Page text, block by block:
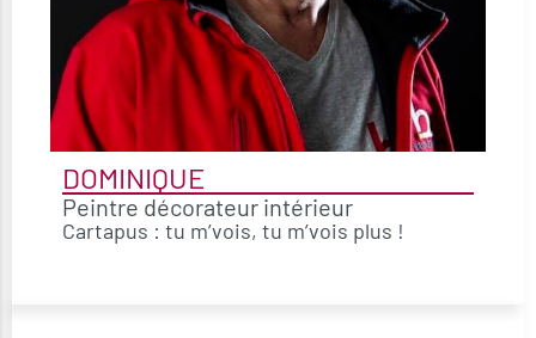
DOMINIQUE
Peintre décorateur intérieur
Cartapus : tu m’vois, tu m’vois plus !